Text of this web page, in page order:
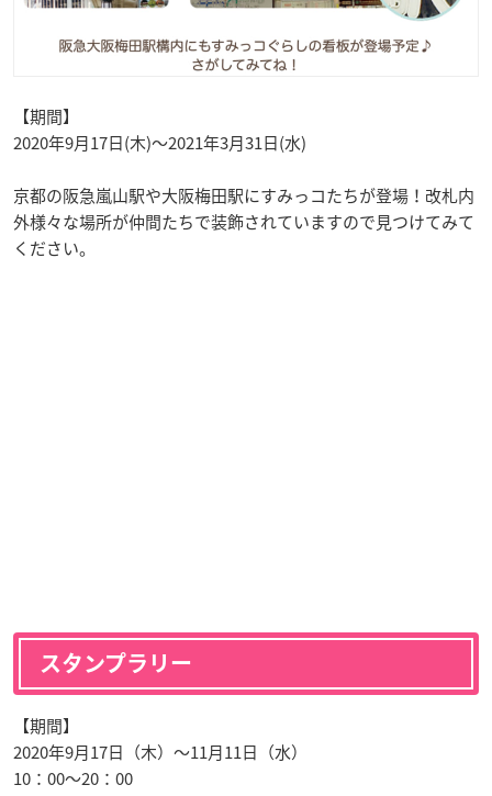
【期間】
2020年9月17日(木)～2021年3月31日(水)
京都の阪急嵐山駅や大阪梅田駅にすみっコたちが登場！改札内
外様々な場所が仲間たちで装飾されていますので見つけてみて
ください。
スタンプラリー
【期間】
2020年9月17日（木）～11月11日（水）
10：00～20：00